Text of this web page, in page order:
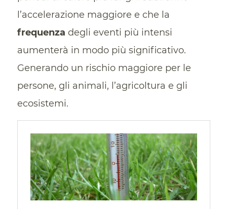
l’accelerazione maggiore e che la
frequenza degli eventi più intensi
aumenterà in modo più significativo.
Generando un rischio maggiore per le
persone, gli animali, l’agricoltura e gli
ecosistemi.